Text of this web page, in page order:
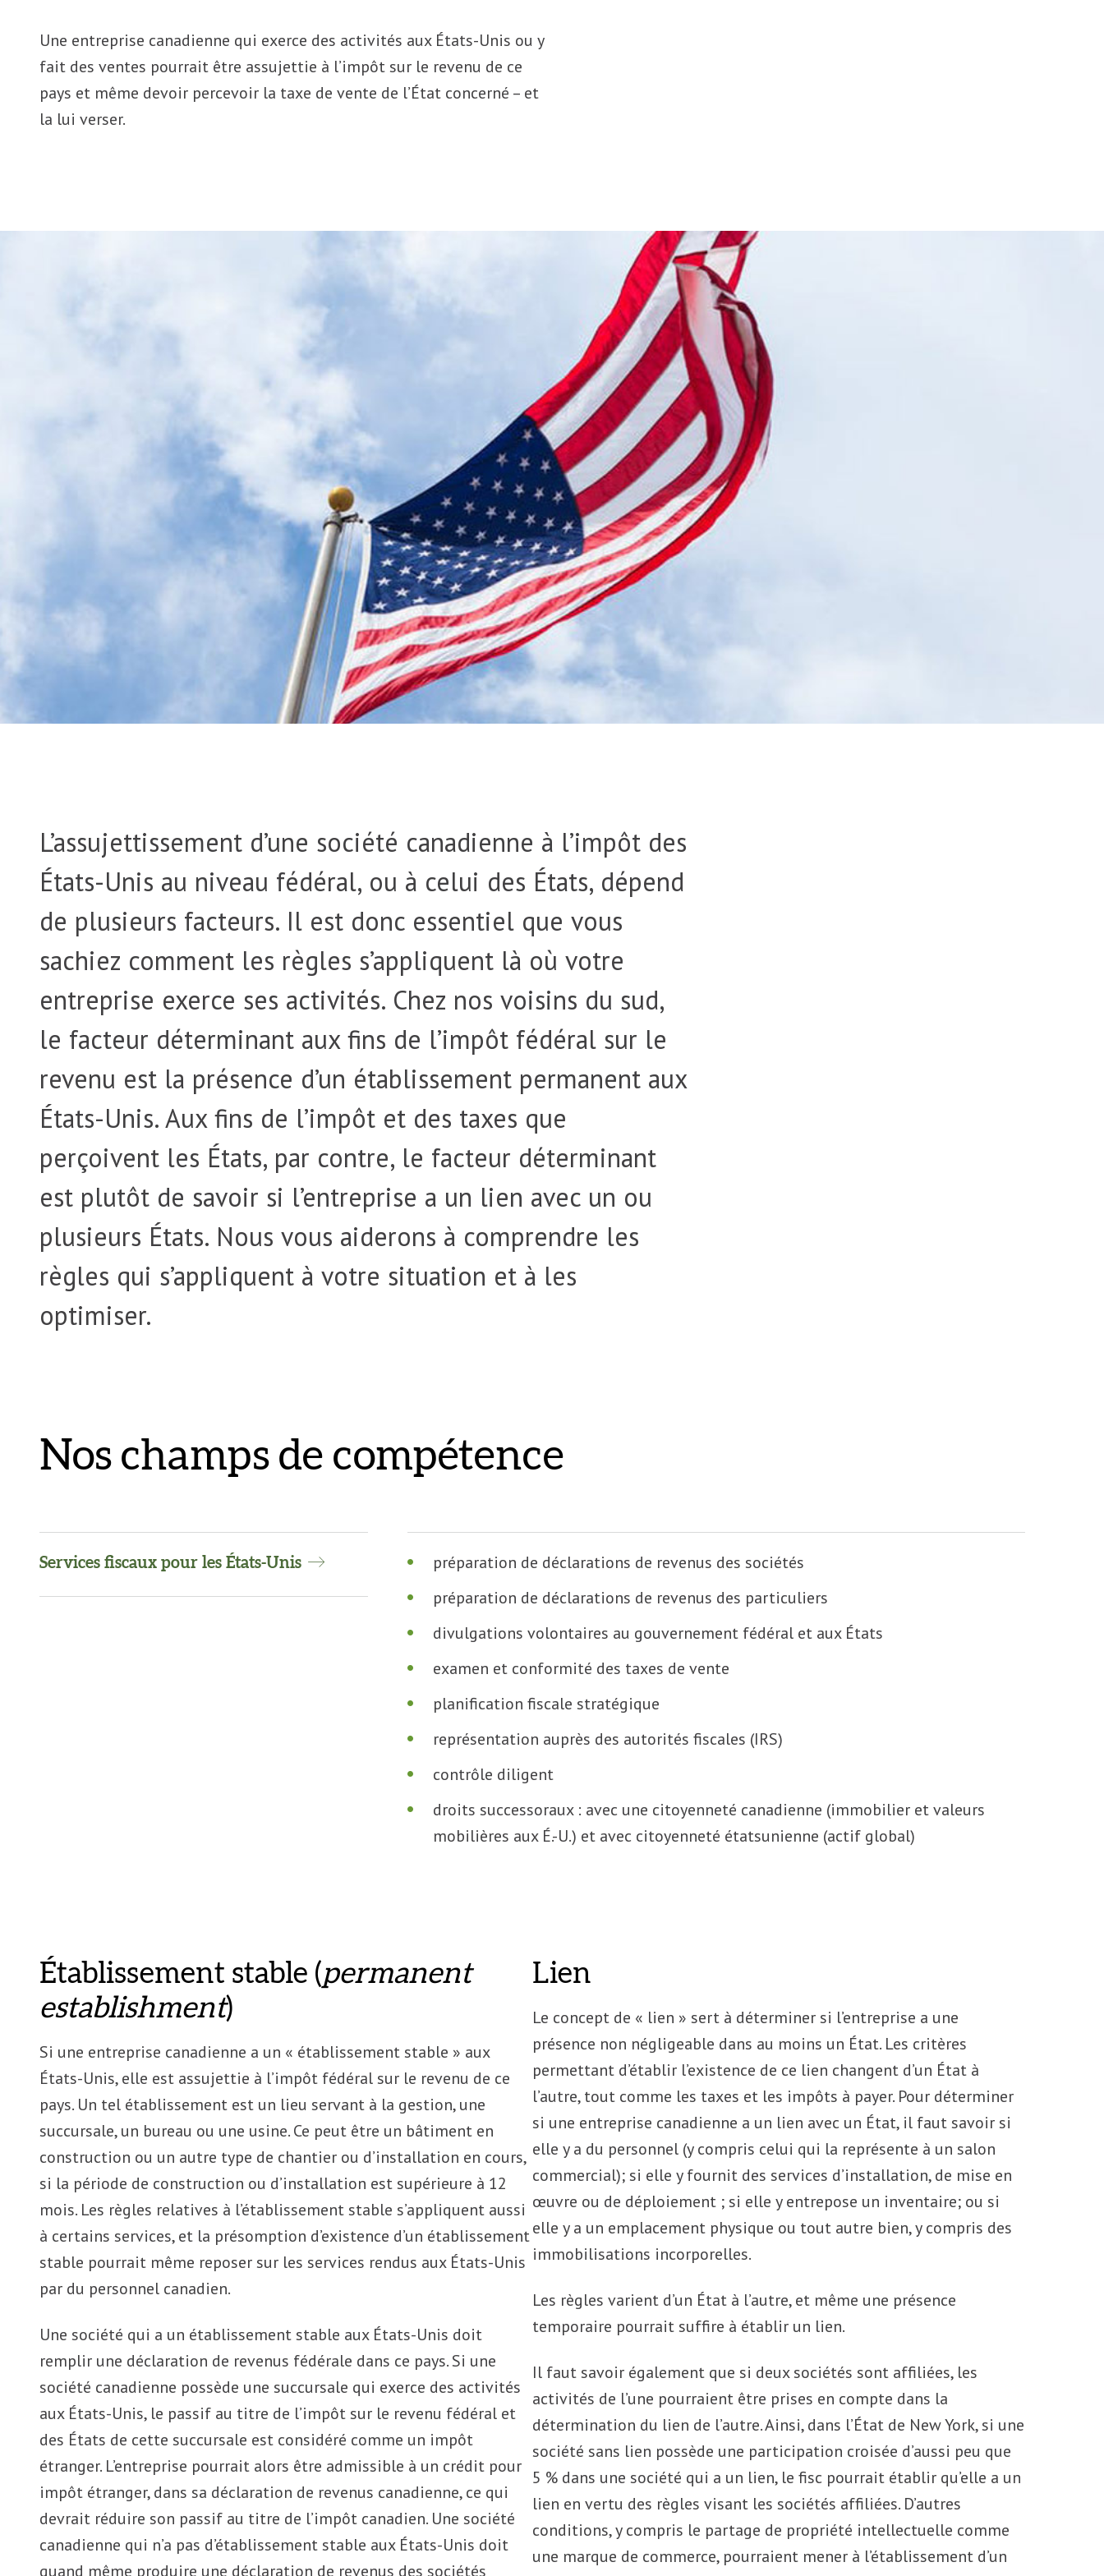
Une entreprise canadienne qui exerce des activités aux États-Unis ou y
fait des ventes pourrait être assujettie à l’impôt sur le revenu de ce
pays et même devoir percevoir la taxe de vente de l’État concerné – et
la lui verser.
L’assujettissement d’une société canadienne à l’impôt des
États-Unis au niveau fédéral, ou à celui des États, dépend
de plusieurs facteurs. Il est donc essentiel que vous
sachiez comment les règles s’appliquent là où votre
entreprise exerce ses activités. Chez nos voisins du sud,
le facteur déterminant aux fins de l’impôt fédéral sur le
revenu est la présence d’un établissement permanent aux
États-Unis. Aux fins de l’impôt et des taxes que
perçoivent les États, par contre, le facteur déterminant
est plutôt de savoir si l’entreprise a un lien avec un ou
plusieurs États. Nous vous aiderons à comprendre les
règles qui s’appliquent à votre situation et à les
optimiser.
Nos champs de compétence
Services fiscaux pour les États-Unis
préparation de déclarations de revenus des sociétés
préparation de déclarations de revenus des particuliers
divulgations volontaires au gouvernement fédéral et aux États
examen et conformité des taxes de vente
planification fiscale stratégique
représentation auprès des autorités fiscales (IRS)
contrôle diligent
droits successoraux : avec une citoyenneté canadienne (immobilier et valeurs
mobilières aux É.-U.) et avec citoyenneté étatsunienne (actif global)
Établissement stable (permanent
establishment)
Si une entreprise canadienne a un « établissement stable » aux
États-Unis, elle est assujettie à l’impôt fédéral sur le revenu de ce
pays. Un tel établissement est un lieu servant à la gestion, une
succursale, un bureau ou une usine. Ce peut être un bâtiment en
construction ou un autre type de chantier ou d’installation en cours,
si la période de construction ou d’installation est supérieure à 12
mois. Les règles relatives à l’établissement stable s’appliquent aussi
à certains services, et la présomption d’existence d’un établissement
stable pourrait même reposer sur les services rendus aux États-Unis
par du personnel canadien.
Une société qui a un établissement stable aux États-Unis doit
remplir une déclaration de revenus fédérale dans ce pays. Si une
société canadienne possède une succursale qui exerce des activités
aux États-Unis, le passif au titre de l’impôt sur le revenu fédéral et
des États de cette succursale est considéré comme un impôt
étranger. L’entreprise pourrait alors être admissible à un crédit pour
impôt étranger, dans sa déclaration de revenus canadienne, ce qui
devrait réduire son passif au titre de l’impôt canadien. Une société
canadienne qui n’a pas d’établissement stable aux États-Unis doit
quand même produire une déclaration de revenus des sociétés
Lien
Le concept de « lien » sert à déterminer si l’entreprise a une
présence non négligeable dans au moins un État. Les critères
permettant d’établir l’existence de ce lien changent d’un État à
l’autre, tout comme les taxes et les impôts à payer. Pour déterminer
si une entreprise canadienne a un lien avec un État, il faut savoir si
elle y a du personnel (y compris celui qui la représente à un salon
commercial); si elle y fournit des services d’installation, de mise en
œuvre ou de déploiement ; si elle y entrepose un inventaire; ou si
elle y a un emplacement physique ou tout autre bien, y compris des
immobilisations incorporelles.
Les règles varient d’un État à l’autre, et même une présence
temporaire pourrait suffire à établir un lien.
Il faut savoir également que si deux sociétés sont affiliées, les
activités de l’une pourraient être prises en compte dans la
détermination du lien de l’autre. Ainsi, dans l’État de New York, si une
société sans lien possède une participation croisée d’aussi peu que
5 % dans une société qui a un lien, le fisc pourrait établir qu’elle a un
lien en vertu des règles visant les sociétés affiliées. D’autres
conditions, y compris le partage de propriété intellectuelle comme
une marque de commerce, pourraient mener à l’établissement d’un